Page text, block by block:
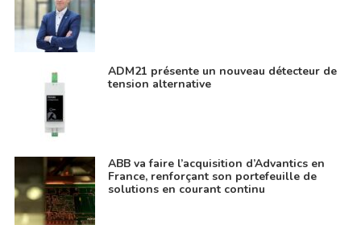
ADM21 présente un nouveau détecteur de
tension alternative
ABB va faire l’acquisition d’Advantics en
France, renforçant son portefeuille de
solutions en courant continu